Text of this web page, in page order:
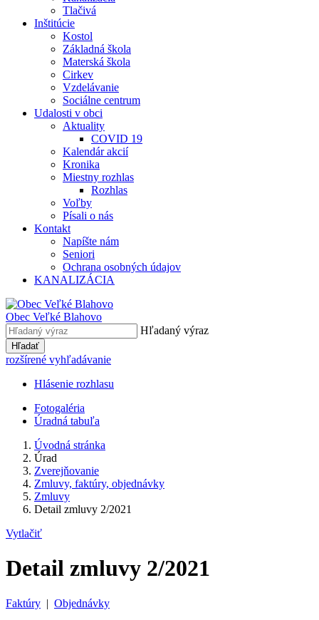
Tlačivá
Inštitúcie
Kostol
Základná škola
Materská škola
Cirkev
Vzdelávanie
Sociálne centrum
Udalosti v obci
Aktuality
COVID 19
Kalendár akcií
Kronika
Miestny rozhlas
Rozhlas
Voľby
Písali o nás
Kontakt
Napíšte nám
Seniori
Ochrana osobných údajov
KANALIZÁCIA
Obec Veľké Blahovo
Hľadaný výraz
Hľadať
rozšírené vyhľadávanie
Hlásenie rozhlasu
Fotogaléria
Úradná tabuľa
Úvodná stránka
Úrad
Zverejňovanie
Zmluvy, faktúry, objednávky
Zmluvy
Detail zmluvy 2/2021
Vytlačiť
Detail zmluvy 2/2021
Faktúry | Objednávky